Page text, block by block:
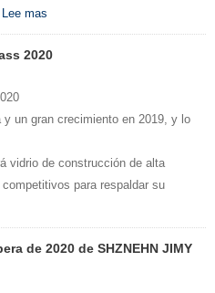
Lee mas
2020
un gran crecimiento en 2019, y lo
vidrio de construcción de alta
para respaldar su
de 2020 de SHZNEHN JIMY